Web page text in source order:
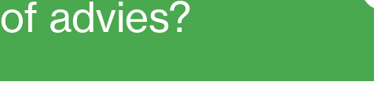
of advies?